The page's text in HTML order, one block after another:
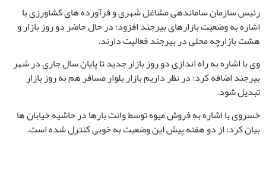
رئیس سازمان ساماندهی مشاغل شهری و فرآورده های کشاورزی با
اشاره به وضعیت بازارهای بیرجند افزود: در حال حاضر دو روز بازار و
هشت بازارچه محلی در بیرجند فعالیت دارند.
وی با اشاره به راه اندازی دو روز بازار جدید تا پایان سال جاری در شهر
بیرجند اضافه کرد: در نظر داریم بازار بلوار مسافر هم به روز بازار
تبدیل شود.
خسروی با اشاره به فروش میوه توسط وانت بارها در حاشیه خیابان ها
بیان کرد: از دو هفته پیش این وضعیت به خوبی کنترل شده است.